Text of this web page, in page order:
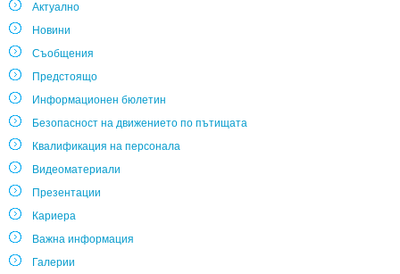
Актуално
Новини
Съобщения
Предстоящо
Информационен бюлетин
Безопасност на движението по пътищата
Квалификация на персонала
Видеоматериали
Презентации
Кариера
Важна информация
Галерии